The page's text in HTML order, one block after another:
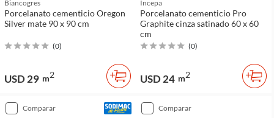
Biancogres
Porcelanato cementicio Oregon
Silver mate 90 x 90 cm
(0)
USD 29 m2
Incepa
Porcelanato cementicio Pro
Graphite cinza satinado 60 x 60
cm
(0)
USD 24 m2
comparar comparar